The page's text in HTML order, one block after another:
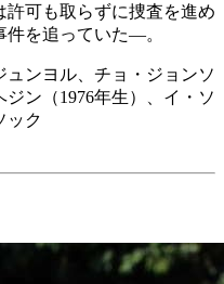
可も取らずに捜査を進め
件を追っていた―。
ンヨル、チョ・ジョンソ
ン（1976年生）、イ・ソ
ック